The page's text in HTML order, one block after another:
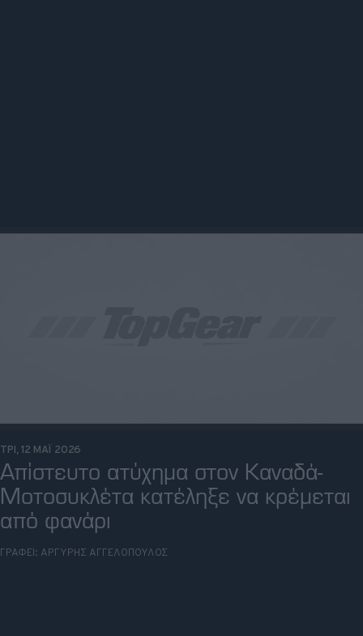
ΤΡΙ, 12 ΜΑΪ 2026
Απίστευτο ατύχημα στον Καναδά-
Μοτοσυκλέτα κατέληξε να κρέμεται
από φανάρι
ΓΡΑΦΕΙ: ΑΡΓΥΡΗΣ ΑΓΓΕΛΟΠΟΥΛΟΣ